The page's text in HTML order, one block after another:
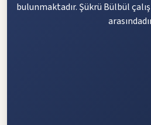
bulunmaktadır. Şükrü Bülbül